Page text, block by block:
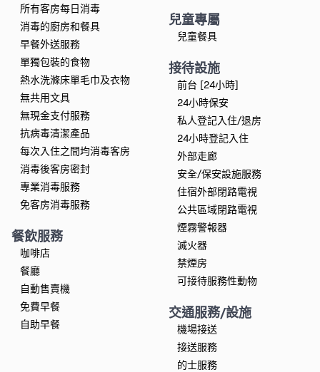
所有客房每日消毒
消毒的廚房和餐具
早餐外送服務
單獨包裝的食物
熱水洗滌床單毛巾及衣物
無共用文具
無現金支付服務
抗病毒清潔產品
每次入住之間均消毒客房
消毒後客房密封
專業消毒服務
免客房消毒服務
餐飲服務
咖啡店
餐廳
自動售賣機
免費早餐
自助早餐
兒童專屬
兒童餐具
接待設施
前台 [24小時]
24小時保安
私人登記入住/退房
24小時登記入住
外部走廊
安全/保安設施服務
住宿外部閉路電視
公共區域閉路電視
煙霧警報器
滅火器
禁煙房
可接待服務性動物
交通服務/設施
機場接送
接送服務
的士服務